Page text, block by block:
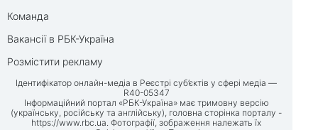
Команда
Вакансії в РБК-Україна
Розмістити рекламу
Ідентифікатор онлайн-медіа в Реєстрі суб’єктів у сфері медіа —
R40-05347
Інформаційний портал «РБК-Україна» має тримовну версію
(українську, російську та англійську), головна сторінка порталу -
https://www.rbc.ua. Фотографії, зображення належать їх